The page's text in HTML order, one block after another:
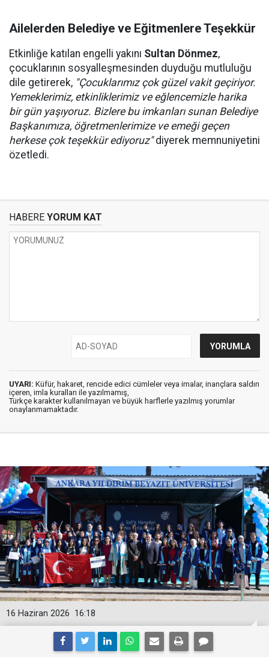
Ailelerden Belediye ve Eğitmenlere Teşekkür
Etkinliğe katılan engelli yakını Sultan Dönmez,
çocuklarının sosyalleşmesinden duyduğu mutluluğu
dile getirerek, "Çocuklarımız çok güzel vakit geçiriyor.
Yemeklerimiz, etkinliklerimiz ve eğlencemizle harika
bir gün yaşıyoruz. Bizlere bu imkanları sunan Belediye
Başkanımıza, öğretmenlerimize ve emeği geçen
herkese çok teşekkür ediyoruz"diyerek memnuniyetini
özetledi.
HABERE YORUM KAT
UYARI: Küfür, hakaret, rencide edici cümleler veya imalar, inançlara saldırı
içeren, imla kuralları ile yazılmamış,
Türkçe karakter kullanılmayan ve büyük harflerle yazılmış yorumlar
onaylanmamaktadır.
16:18
16 Haziran 2026